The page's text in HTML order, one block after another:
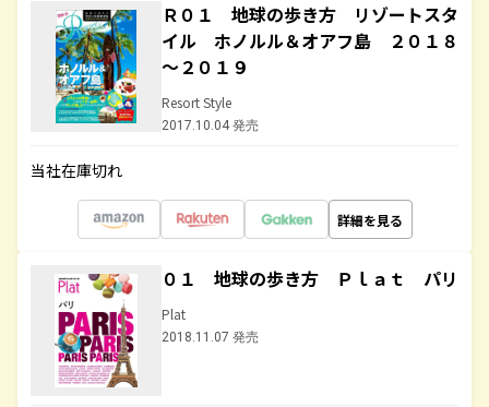
Ｒ０１ 地球の歩き方 リゾートスタ
イル ホノルル＆オアフ島 ２０１８
～２０１９
Resort Style
2017.10.04 発売
当社在庫切れ
詳細を見る
０１ 地球の歩き方 Ｐｌａｔ パリ
Plat
2018.11.07 発売